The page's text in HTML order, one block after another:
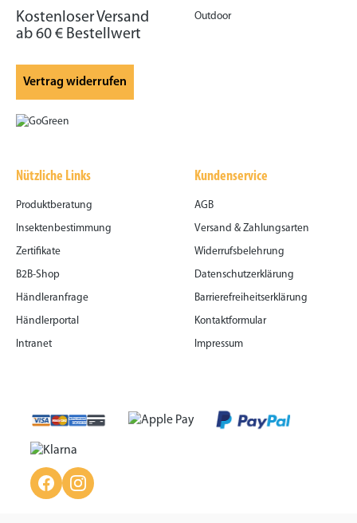
Kostenloser Versand
ab 60 € Bestellwert
Vertrag widerrufen
Outdoor
Nützliche Links
Produktberatung
Insektenbestimmung
Zertifikate
B2B-Shop
Händleranfrage
Händlerportal
Intranet
Kundenservice
AGB
Versand & Zahlungsarten
Widerrufsbelehrung
Datenschutzerklärung
Barrierefreiheitserklärung
Kontaktformular
Impressum